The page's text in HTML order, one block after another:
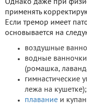
Однако даже при
применять
Если тремор имеет
основывается на
воздушные
водные ванночки
(ромашка,
гимнастические
лежа на кушетке);
плавание и